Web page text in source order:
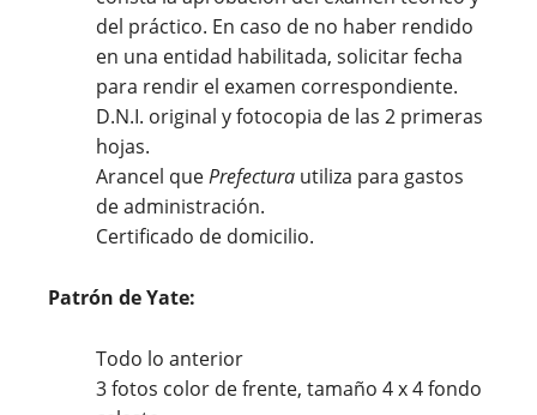
del práctico. En caso de no haber rendido
en una entidad habilitada, solicitar fecha
para rendir el examen correspondiente.
D.N.I. original y fotocopia de las 2 primeras
hojas.
Arancel quePrefectura utiliza para gastos
de administración.
Certificado de domicilio.
Patrón de Yate:
Todo lo anterior
3 fotos color de frente, tamaño 4 x 4 fondo